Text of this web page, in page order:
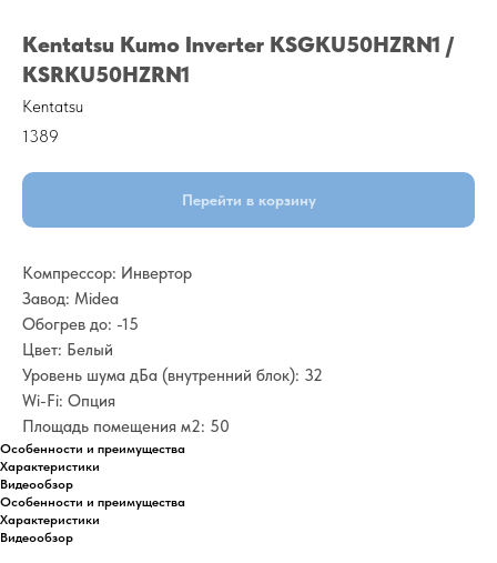
Kentatsu Kumo Inverter KSGKU50HZRN1 /
KSRKU50HZRN1
Kentatsu
1389
Перейти в корзину
Компрессор: Инвертор
Завод: Midea
Обогрев до: -15
Цвет: Белый
Уровень шума дБа (внутренний блок): 32
Wi-Fi: Опция
Площадь помещения м2: 50
Особенности и преимущества
Характеристики
Видеообзор
Особенности и преимущества
Характеристики
Видеообзор